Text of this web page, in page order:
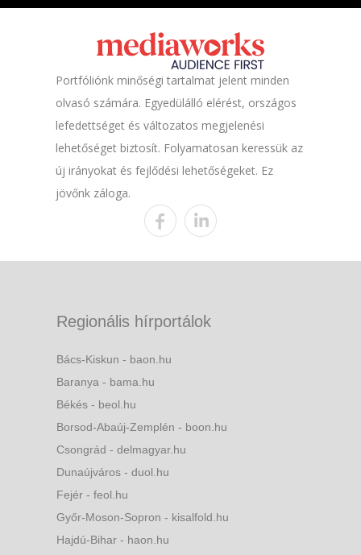
Portfóliónk minőségi tartalmat jelent minden
olvasó számára. Egyedülálló elérést, országos
lefedettséget és változatos megjelenési
lehetőséget biztosít. Folyamatosan keressük az
új irányokat és fejlődési lehetőségeket. Ez
jövőnk záloga.
Regionális hírportálok
Bács-Kiskun - baon.hu
Baranya - bama.hu
Békés - beol.hu
Borsod-Abaúj-Zemplén - boon.hu
Csongrád - delmagyar.hu
Dunaújváros - duol.hu
Fejér - feol.hu
Győr-Moson-Sopron - kisalfold.hu
Hajdú-Bihar - haon.hu